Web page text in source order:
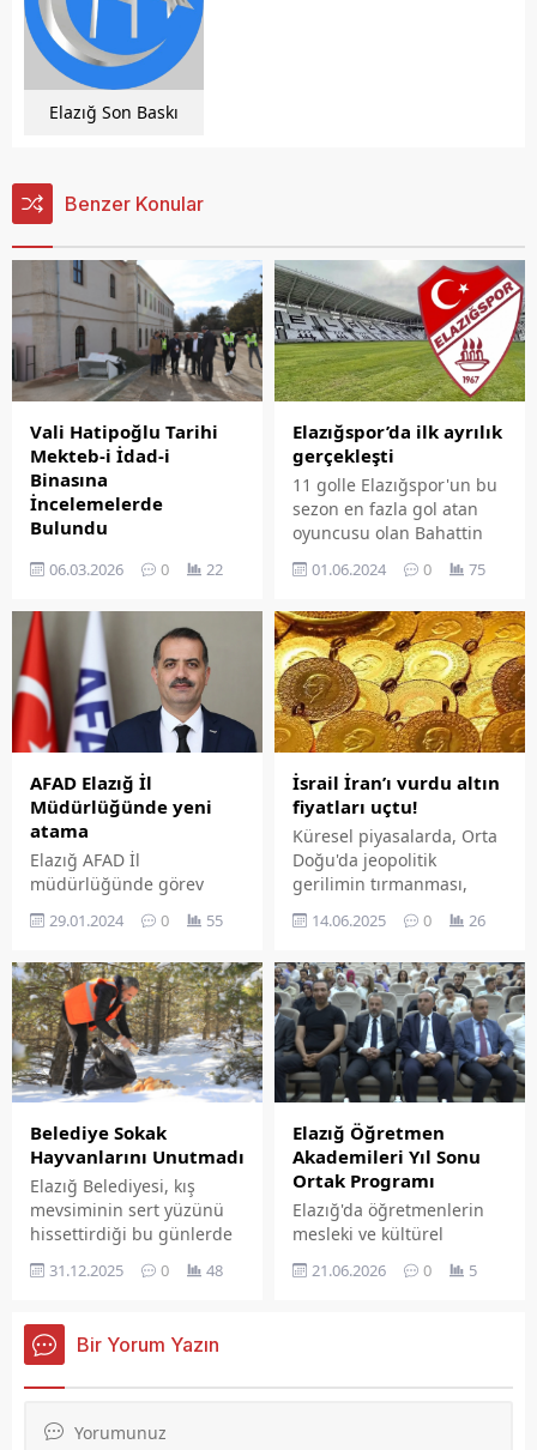
Elazığ Son Baskı
Benzer Konular
Vali Hatipoğlu Tarihi
Mekteb-i İdad-i
Binasına
İncelemelerde
Bulundu
Elazığ Valisi Numan
Hatipoğlu, şehrin kültürel
taşıyacak olan yeni müze
projesini yerinde inceledi.
Vali Hatipoğlu, Arkeoloji ve
Etnografya Müzesi'nin
taşınacağı tarihi binada
yürütülen çalışmalar
hakkında yetkililerden
bilgi aldı.
06.03.2026 0 22
Elazığspor’da ilk ayrılık
gerçekleşti
11 golle Elazığspor'un bu
sezon en fazla gol atan
oyuncusu olan Bahattin
Köse, Bordo Beyazlı
takımımızdan ayrılan ilk
01.06.2024 0 75
AFAD Elazığ İl
Müdürlüğünde yeni
atama
Elazığ AFAD İl
müdürlüğünde görev
Müdürü Osman Pıhtılı
olarak atandı. Van İl
Müdürü Cafer Giyik ise
Elazığ'a atandı.
29.01.2024 0 55
İsrail İran’ı vurdu altın
fiyatları uçtu!
Küresel piyasalarda, Orta
Doğu'da jeopolitik
gerilimin tırmanması,
sağladığı iyimserliği
gerilimin daha da
artacağına yönelik
endişeler risk algısını
yükseltti. Altının ons fiyatı
da yeni günde tarihi
rekoru olan 3 bin 500
dolara yaklaştı.
14.06.2025 0 26
Belediye Sokak
Hayvanlarını Unutmadı
Elazığ Belediyesi, kış
mevsiminin sert yüzünü
hissettirdiği bu günlerde
yiyecek bulmakta zorlanan
sokak hayvanları ve yaban
kapsamda ekipler
tarafından sokak
yem ve mama bırakıldı.
31.12.2025 0 48
Elazığ Öğretmen
Akademileri Yıl Sonu
Ortak Programı
Elazığ'da öğretmenlerin
mesleki ve kültürel
gelişimlerine katkı
sunmak amacıyla yıl
21.06.2026 0 5
Bir Yorum Yazın